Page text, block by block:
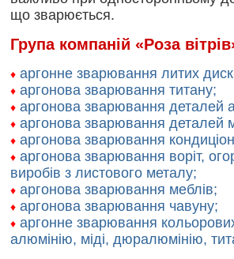
що зварюється.
Група компаній «Роза
♦ аргонне зварювання литих
♦ аргонова зварювання титану;
♦ аргонова зварювання деталей
♦ аргонова зварювання деталей
♦ аргонова зварювання
♦ аргонова зварювання воріт,
виробів з листового металу;
♦ аргонова зварювання меблів;
♦ аргонова зварювання чавуну;
♦ аргонне зварювання
алюмінію, міді, дюралюмінію,